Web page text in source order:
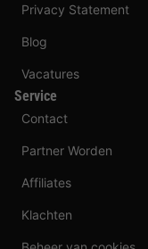
Privacy Statement
Blog
Vacatures
Service
Contact
Partner Worden
Affiliates
Klachten